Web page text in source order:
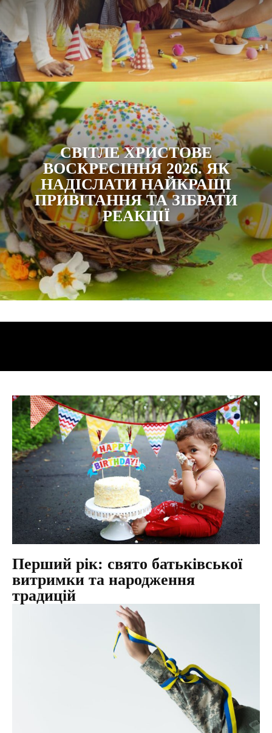
СВІТЛЕ ХРИСТОВЕ
ВОСКРЕСІННЯ 2026. ЯК
НАДІСЛАТИ НАЙКРАЩІ
ПРИВІТАННЯ ТА ЗІБРАТИ
РЕАКЦІЇ
Перший рік: свято батьківської
витримки та народження
традицій